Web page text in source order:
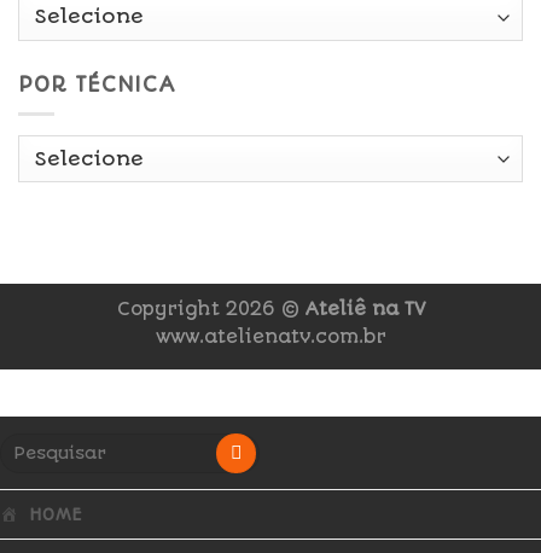
POR TÉCNICA
Copyright 2026 © Ateliê na TV
www.atelienatv.com.br
HOME